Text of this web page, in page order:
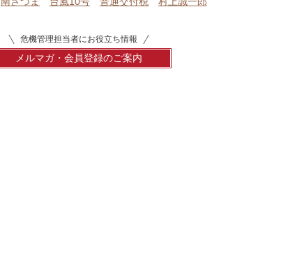
危機管理担当者にお役立ち情報
メルマガ・会員登録のご案内